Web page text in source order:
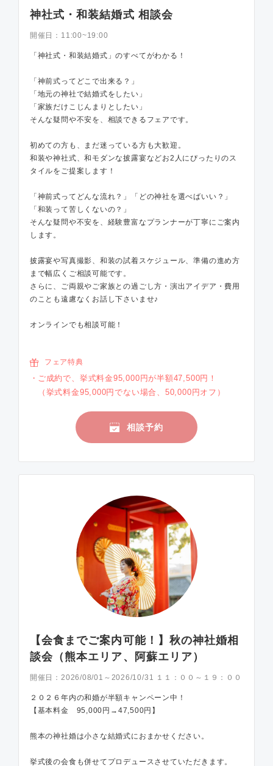
神社式・和装結婚式 相談会
開催日： 11:00~19:00
「神社式・和装結婚式」のすべてがわかる！
「神前式ってどこで出来る？」
「地元の神社で結婚式をしたい」
「家族だけこじんまりとしたい」
そんな疑問や不安を、相談できるフェアです。
初めての方も、まだ迷っている方も大歓迎。
和装や神社式、和モダンな披露宴などお2人にぴったりのス
タイルをご提案します！
「神前式ってどんな流れ？」「どの神社を選べばいい？」
「和装って苦しくないの？」
そんな疑問や不安を、経験豊富なプランナーが丁寧にご案内
します。
披露宴や写真撮影、和装の試着スケジュール、準備の進め方
まで幅広くご相談可能です。
さらに、ご両親やご家族との過ごし方・演出アイデア・費用
のことも遠慮なくお話し下さいませ♪
オンラインでも相談可能！
フェア特典
ご成約で、挙式料金95,000円が半額47,500円！
（挙式料金95,000円でない場合、50,000円オフ）
相談予約
【会食までご案内可能！】秋の神社婚相
談会（熊本エリア、阿蘇エリア）
開催日： 2026/08/01～2026/10/31 １１：００～１９：００
２０２６年内の和婚が半額キャンペーン中！
【基本料金 95,000円→47,500円】
熊本の神社婚は小さな結婚式におまかせください。
挙式後の会食も併せてプロデュースさせていただきます。